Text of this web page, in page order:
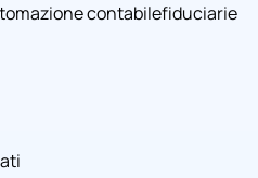
contabilefiduciarie